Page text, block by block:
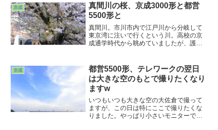
されていましたねぇ。その一方でさよな
らしたキャラも・・・。
京成
真間川の桜、京成3000形と都営
5500形と
真間川。市川市内で江戸川から分岐して
東京湾に注いで行くという川。高校の京
成通学時代から眺めていましたが、護岸
った河川＆橋梁はなかなか手強い相手に
なってます。というわけで川は入れられ
なかったのですが、川沿いの桜ととも
に、ということで。
京成
都営5500形、テレワークの翌日
は大きな空のもとで撮りたくなり
ますw
いつもいつも大きな空の大佐倉で撮って
ますが、この日は特にここで撮りたくな
りました。やっぱり小さいモニターでち